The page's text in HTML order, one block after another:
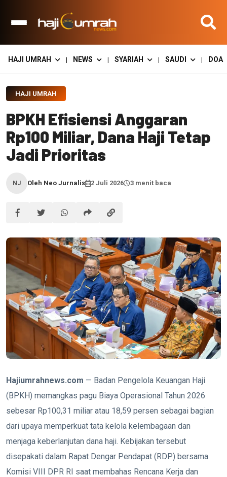
HAJI UMRAH | NEWS | SYARIAH | SAUDI | DOA
HAJI UMRAH
BPKH Efisiensi Anggaran
Rp100 Miliar, Dana Haji Tetap
Jadi Prioritas
NJ Oleh Neo Jurnalis 2 Juli 2026 3 menit baca
Hajiumrahnews.com — Badan Pengelola Keuangan Haji
(BPKH) memangkas pagu Biaya Operasional Tahun 2026
sebesar Rp100,31 miliar atau 18,59 persen sebagai bagian
dari upaya memperkuat tata kelola kelembagaan dan
menjaga keberlanjutan dana haji. Kebijakan tersebut
disepakati dalam Rapat Dengar Pendapat (RDP) bersama
Komisi VIII DPR RI saat membahas Rencana Kerja dan